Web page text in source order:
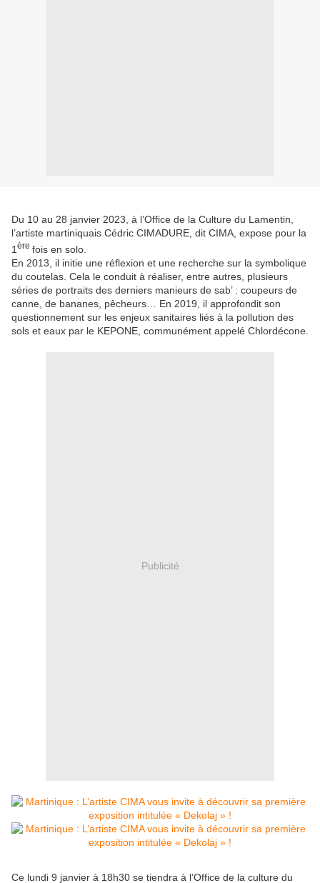
Du 10 au 28 janvier 2023, à l’Office de la Culture du Lamentin,
l’artiste martiniquais Cédric CIMADURE, dit CIMA, expose pour la
1 ère fois en solo.
En 2013, il initie une réflexion et une recherche sur la symbolique
du coutelas. Cela le conduit à réaliser, entre autres, plusieurs
séries de portraits des derniers manieurs de sab’ : coupeurs de
canne, de bananes, pêcheurs… En 2019, il approfondit son
questionnement sur les enjeux sanitaires liés à la pollution des
sols et eaux par le KEPONE, communément appelé Chlordécone.
Publicité
Ce lundi 9 janvier à 18h30 se tiendra à l’Office de la culture du